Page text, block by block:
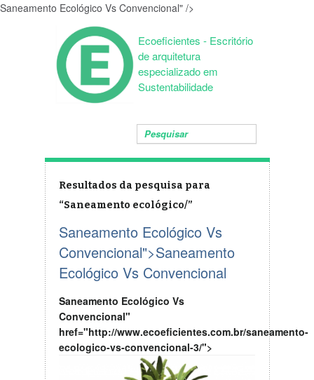
Saneamento Ecológico Vs Convencional" />
Ecoeficientes - Escritório
de arquitetura
especializado em
Sustentabilidade
Resultados da pesquisa para
“Saneamento ecológico/”
Saneamento Ecológico Vs
Convencional">Saneamento
Ecológico Vs Convencional
Saneamento Ecológico Vs
Convencional"
href="http://www.ecoeficientes.com.br/saneamento-
ecologico-vs-convencional-3/">